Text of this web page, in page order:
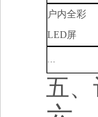
户内全彩
LED屏
...
五、